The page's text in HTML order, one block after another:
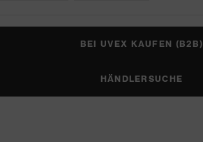
BEI UVEX KAUFEN (B2B)
HÄNDLERSUCHE